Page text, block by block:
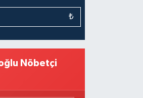
₺
Nöbetçi